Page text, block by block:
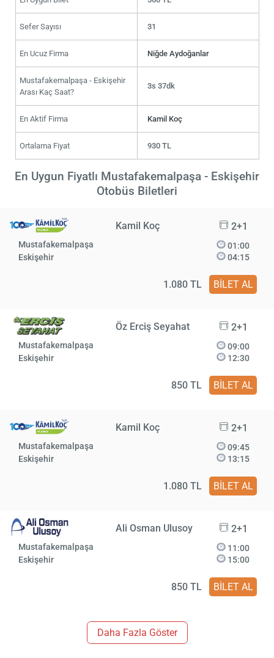
Sefer Sayısı 31
En Ucuz Firma Niğde Aydoğanlar
Mustafakemalpaşa - Eskişehir
Arası Kaç Saat?
3s 37dk
En Aktif Firma Kamil Koç
Ortalama Fiyat 930 TL
En Uygun Fiyatlı Mustafakemalpaşa - Eskişehir
Otobüs Biletleri
Kamil Koç 2+1
Mustafakemalpaşa
Eskişehir
01:00
04:15
1.080 TL BİLET AL
Öz Erciş Seyahat 2+1
Mustafakemalpaşa
Eskişehir
09:00
12:30
850 TL BİLET AL
Kamil Koç 2+1
Mustafakemalpaşa
Eskişehir
09:45
13:15
1.080 TL BİLET AL
Ali Osman Ulusoy 2+1
Mustafakemalpaşa
Eskişehir
11:00
15:00
850 TL BİLET AL
Daha Fazla Göster